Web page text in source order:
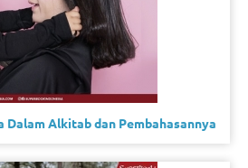
Dalam Alkitab dan Pembahasannya